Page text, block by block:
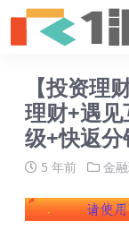
【投资理
理财+遇
级+快返分
5 年前 金